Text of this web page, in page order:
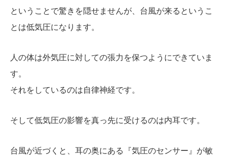
ということで驚きを隠せませんが、台風が来るというこ
とは低気圧になります。
人の体は外気圧に対しての張力を保つようにできていま
す。
それをしているのは自律神経です。
そして低気圧の影響を真っ先に受けるのは内耳です。
台風が近づくと、耳の奥にある『気圧のセンサー』が敏